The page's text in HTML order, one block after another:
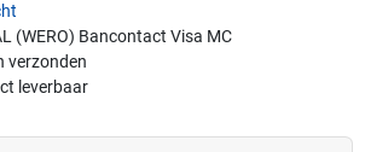
(WERO) Bancontact Visa MC
verzonden
leverbaar